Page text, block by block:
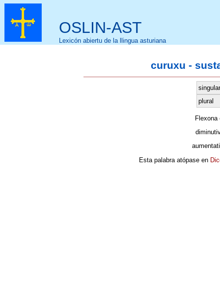
OSLIN-AST
Lexicón abiertu de la llingua asturiana
curuxu -
singular
plural
Esta palabra atópase en